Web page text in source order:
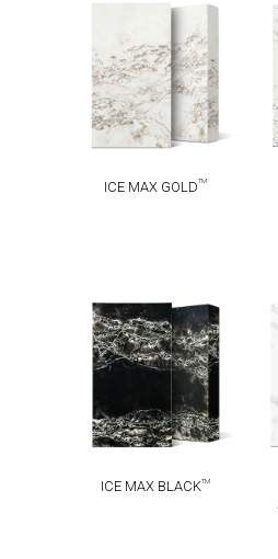
GOLD
ICE MAX GOLD TM
ICE MAX
BLACKTM
ICE MAX BLACKTM